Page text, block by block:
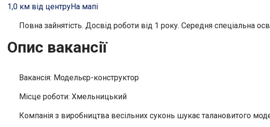
1,0 км від центруНа мапі
Повна зайнятість. Досвід роботи від 1 року. Середня спеціальна
Опис вакансії
Вакансія: Модельєр-конструктор
Місце роботи: Хмельницький
Компанія з виробництва весільних суконь шукає талановитого